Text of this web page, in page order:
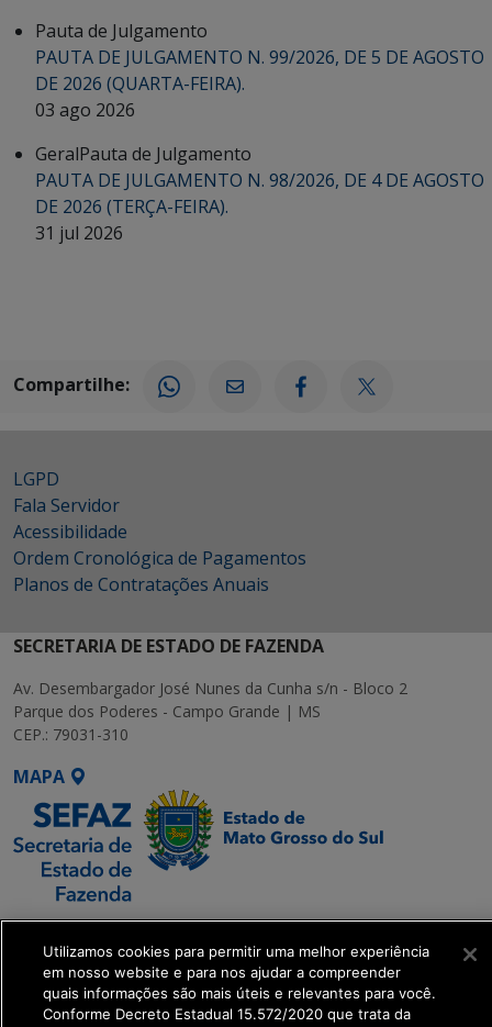
Pauta de Julgamento
PAUTA DE JULGAMENTO N. 99/2026, DE 5 DE AGOSTO
DE 2026 (QUARTA-FEIRA).
03 ago 2026
GeralPauta de Julgamento
PAUTA DE JULGAMENTO N. 98/2026, DE 4 DE AGOSTO
DE 2026 (TERÇA-FEIRA).
31 jul 2026
Compartilhe:
LGPD
Fala Servidor
Acessibilidade
Ordem Cronológica de Pagamentos
Planos de Contratações Anuais
SECRETARIA DE ESTADO DE FAZENDA
Av. Desembargador José Nunes da Cunha s/n - Bloco 2
Parque dos Poderes - Campo Grande | MS
CEP.: 79031-310
MAPA
SETDIG | Secretaria-
Executiva de
Transformação Digital
Utilizamos cookies para permitir uma melhor experiência
em nosso website e para nos ajudar a compreender
quais informações são mais úteis e relevantes para você.
Conforme Decreto Estadual 15.572/2020 que trata da